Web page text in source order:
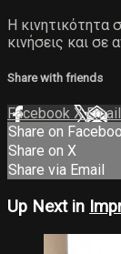
Η κινητικότητα
κινήσεις και
Share with friends
Facebook XEmail
Share on
Share on X
Share via Email
Up Next in